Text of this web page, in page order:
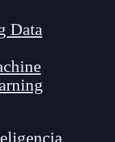
Data